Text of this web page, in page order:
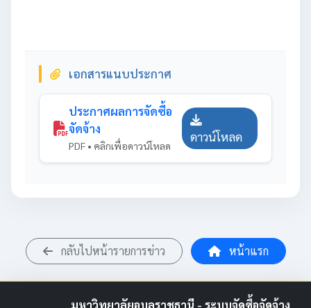
เอกสารแนบประกาศ
ประกาศผลการจัดซื้อ
จัดจ้าง
PDF • คลิกเพื่อดาวน์โหลด
ดาวน์โหลด
กลับไปหน้ารายการข่าว หน้าแรก
มหาวิทยาลัยอุบลราชธานี - ระบบจัดซื้อจัดจ้าง